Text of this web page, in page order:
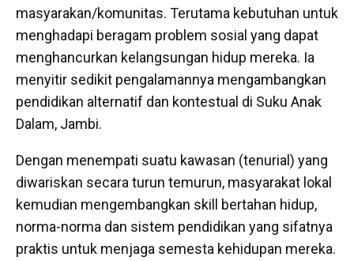
masyarakan/komunitas. Terutama kebutuhan untuk
menghadapi beragam problem sosial yang dapat
menghancurkan kelangsungan hidup mereka. Ia
menyitir sedikit pengalamannya mengambangkan
pendidikan alternatif dan kontestual di Suku Anak
Dalam, Jambi.
Dengan menempati suatu kawasan (tenurial) yang
diwariskan secara turun temurun, masyarakat lokal
kemudian mengembangkan skill bertahan hidup,
norma-norma dan sistem pendidikan yang sifatnya
praktis untuk menjaga semesta kehidupan mereka.